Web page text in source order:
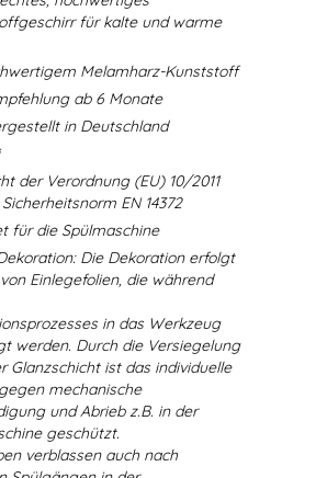
für kalte und warme
Melamharz-Kunststoff
ab 6 Monate
in Deutschland
der Verordnung (EU) 10/2011
EN 14372
für die Spülmaschine
Die Dekoration erfolgt
Einlegefolien, die während
in das Werkzeug
werden. Durch die Versiegelung
Glanzschicht ist das individuelle
mechanische
und Abrieb z.B. in der
geschützt.
verblassen auch nach